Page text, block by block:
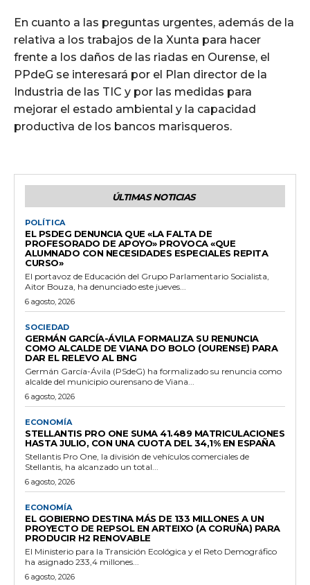
En cuanto a las preguntas urgentes, además de la
relativa a los trabajos de la Xunta para hacer
frente a los daños de las riadas en Ourense, el
PPdeG se interesará por el Plan director de la
Industria de las TIC y por las medidas para
mejorar el estado ambiental y la capacidad
productiva de los bancos marisqueros.
ÚLTIMAS NOTICIAS
POLÍTICA
EL PSDEG DENUNCIA QUE «LA FALTA DE
PROFESORADO DE APOYO» PROVOCA «QUE
ALUMNADO CON NECESIDADES ESPECIALES REPITA
CURSO»
El portavoz de Educación del Grupo Parlamentario Socialista,
Aitor Bouza, ha denunciado este jueves...
6 agosto, 2026
SOCIEDAD
GERMÁN GARCÍA-ÁVILA FORMALIZA SU RENUNCIA
COMO ALCALDE DE VIANA DO BOLO (OURENSE) PARA
DAR EL RELEVO AL BNG
Germán García-Ávila (PSdeG) ha formalizado su renuncia como
alcalde del municipio ourensano de Viana...
6 agosto, 2026
ECONOMÍA
STELLANTIS PRO ONE SUMA 41.489 MATRICULACIONES
HASTA JULIO, CON UNA CUOTA DEL 34,1% EN ESPAÑA
Stellantis Pro One, la división de vehículos comerciales de
Stellantis, ha alcanzado un total...
6 agosto, 2026
ECONOMÍA
EL GOBIERNO DESTINA MÁS DE 133 MILLONES A UN
PROYECTO DE REPSOL EN ARTEIXO (A CORUÑA) PARA
PRODUCIR H2 RENOVABLE
El Ministerio para la Transición Ecológica y el Reto Demográfico
ha asignado 233,4 millones...
6 agosto, 2026